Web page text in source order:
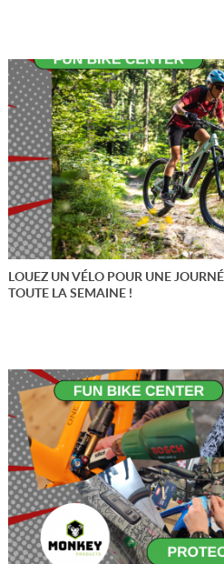
LOUEZ UN VÉLO POUR UNE
TOUTE LA SEMAINE !